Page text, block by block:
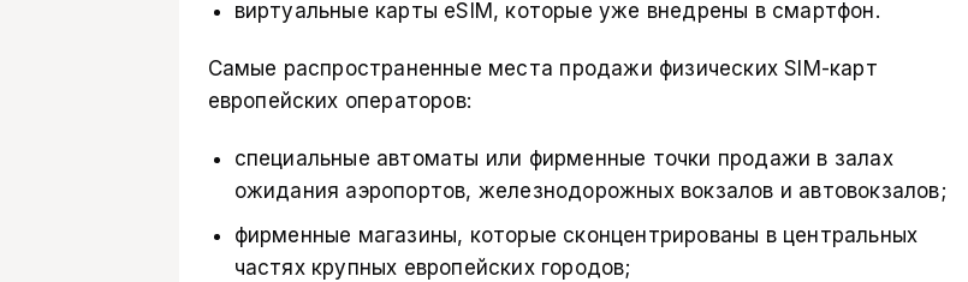
виртуальные карты eSIM, которые уже внедрены в смартфон.
Самые распространенные места продажи физических SIM-карт
европейских операторов:
специальные автоматы или фирменные точки продажи в залах
ожидания аэропортов, железнодорожных вокзалов и автовокзалов;
фирменные магазины, которые сконцентрированы в центральных
частях крупных европейских городов;